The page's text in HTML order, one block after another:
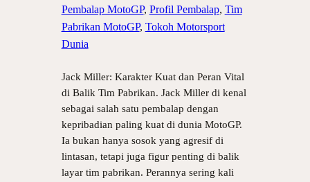
Pembalap MotoGP, Profil Pembalap, Tim
Pabrikan MotoGP, Tokoh Motorsport
Dunia
Jack Miller: Karakter Kuat dan Peran Vital
di Balik Tim Pabrikan. Jack Miller di kenal
sebagai salah satu pembalap dengan
kepribadian paling kuat di dunia MotoGP.
Ia bukan hanya sosok yang agresif di
lintasan, tetapi juga figur penting di balik
layar tim pabrikan. Perannya sering kali